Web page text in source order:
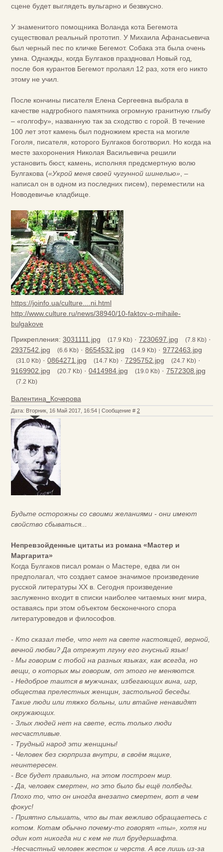
сцене будет выглядеть вульгарно и безвкусно.
У знаменитого помощника Воланда кота Бегемота
существовал реальный прототип. У Михаила Афанасьевича
был черный пес по кличке Бегемот. Собака эта была очень
умна. Однажды, когда Булгаков праздновал Новый год,
после боя курантов Бегемот пролаял 12 раз, хотя его никто
этому не учил.
После кончины писателя Елена Сергеевна выбрала в
качестве надгробного памятника огромную гранитную глыбу
– «голгофу», названную так за сходство с горой. В течение
100 лет этот камень был подножием креста на могиле
Гоголя, писателя, которого Булгаков боготворил. Но когда на
месте захоронения Николая Васильевича решили
установить бюст, камень, исполняя предсмертную волю
Булгакова («Укрой меня своей чугунной шинелью» , –
написал он в одном из последних писем), переместили на
Новодевичье кладбище.
https://joinfo.ua/culture....ni.html
http://www.culture.ru/news/38940/10-faktov-o-mihaile-
bulgakove
Прикрепления: 3031111.jpg (17.9 Kb) · 7230697.jpg (7.8 Kb) ·
2937542.jpg
(6.6 Kb) · 8654532.jpg (14.9 Kb) · 9772463.jpg
(31.0 Kb) · 0864271.jpg (14.7 Kb) · 7295752.jpg (24.7 Kb) ·
9169902.jpg
(20.7 Kb) · 0414984.jpg (19.0 Kb) · 7572308.jpg
(7.2 Kb)
Валентина_Кочерова
Дата: Вторник, 16 Май 2017, 16:54 | Сообщение # 2
Будьте осторожны со своими желаниями - они имеют
свойство сбываться...
Непревзойденные цитаты из романа «Мастер и
Маргарита»
Когда Булгаков писал роман о Мастере, едва ли он
предполагал, что создает самое значимое произведение
русской литературы ХХ в. Сегодня произведение
заслуженно входит в списки наиболее читаемых книг мира,
оставаясь при этом объектом бесконечного спора
литературоведов и философов.
- Кто сказал тебе, что нет на свете настоящей, верной,
вечной любви? Да отрежут лгуну его гнусный язык!
- Мы говорим с тобой на разных языках, как всегда, но
вещи, о которых мы говорим, от этого не меняются.
- Недоброе таится в мужчинах, избегающих вина, игр,
общества прелестных женщин, застольной беседы.
Такие люди или тяжко больны, или втайне ненавидят
окружающих.
- Злых людей нет на свете, есть только люди
несчастливые.
- Трудный народ эти женщины!
- Человек без сюрприза внутри, в своём ящике,
неинтересен.
- Все будет правильно, на этом построен мир.
- Да, человек смертен, но это было бы ещё полбеды.
Плохо то, что он иногда внезапно смертен, вот в чем
фокус!
- Приятно слышать, что вы так вежливо обращаетесь с
котом. Котам обычно почему-то говорят «ты», хотя ни
один кот никогда ни с кем не пил брудершафта.
-Несчастный человек жесток и черств. А все лишь из-за